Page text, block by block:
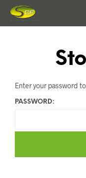
Enter your password
PASSWORD: